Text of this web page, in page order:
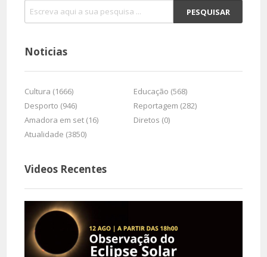
Noticias
Cultura (1666)
Educação (568)
Desporto (946)
Reportagem (282)
Amadora em set (16)
Diretos (0)
Atualidade (3850)
Videos Recentes